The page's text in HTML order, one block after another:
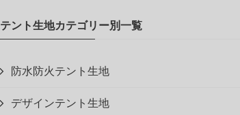
テント生地カテゴリー別一覧
防水防火テント生地
デザインテント生地